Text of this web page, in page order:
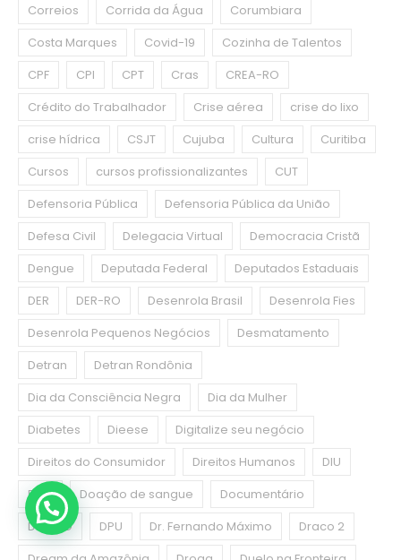
Correios
Corrida da Água
Corumbiara
Costa Marques
Covid-19
Cozinha de Talentos
CPF
CPI CPT Cras
CREA-RO
Crédito do Trabalhador
Crise aérea
crise do lixo
crise hídrica
CSJT Cujuba Cultura
Curitiba
Cursos
cursos profissionalizantes
CUT
Defensoria Pública
Defensoria Pública da União
Defesa Civil
Delegacia Virtual
Democracia Cristã
Dengue
Deputada Federal
Deputados Estaduais
DER
DER-RO Desenrola Brasil
Desenrola Fies
Desenrola Pequenos Negócios
Desmatamento
Detran
Detran Rondônia
Dia da Consciência Negra
Dia da Mulher
Diabetes
Dieese
Digitalize seu negócio
Direitos do Consumidor
Direitos Humanos
DIU
DNIT
Doação de sangue
Documentário
DPE-RO
DPU Dr. Fernando Máximo
Draco 2